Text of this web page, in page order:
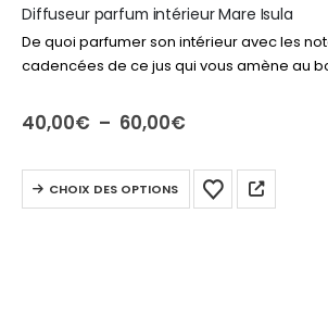
Diffuseur parfum intérieur Mare Isula
De quoi parfumer son intérieur avec les
cadencées de ce jus qui vous amène au
40,00€ – 60,00€
40,00€
60,00€
CHOIX DES OPTIONS
Ce
produit